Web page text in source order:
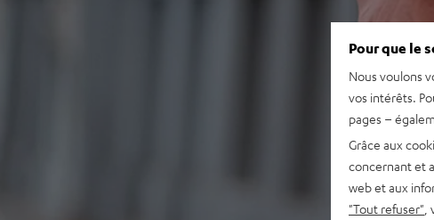
Pour que le
Nous voulons
vos intérêts.
pages –
Grâce aux
concernant et
web et aux
"Tout refuser"